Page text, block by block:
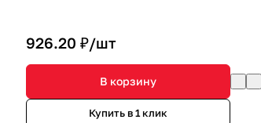
926.20 ₽/шт
В корзину
Купить в 1 клик